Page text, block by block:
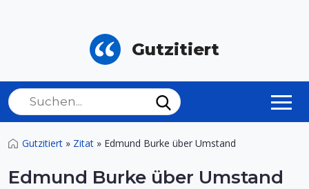
Gutzitiert
Gutzitiert » Zitat » Edmund Burke über Umstand
Edmund Burke über Umstand